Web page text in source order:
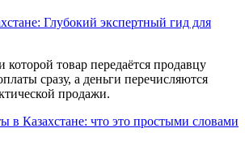
Глубокий экспертный гид для
товар передаётся продавцу
сразу, а деньги перечисляются
продажи.
в Казахстане: что это простыми словами